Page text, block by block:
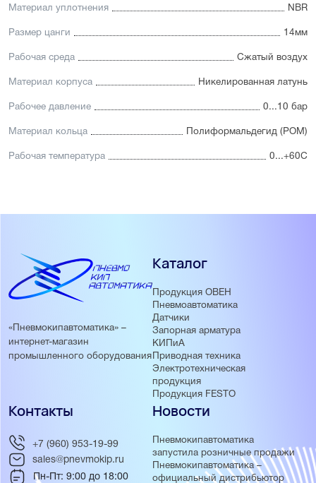
Материал уплотнения NBR
Размер цанги 14мм
Рабочая среда Сжатый воздух
Материал корпуса Никелированная латунь
Рабочее давление 0...10 бар
Материал кольца Полиформальдегид (POM)
Рабочая температура 0...+60С
«Пневмокипавтоматика» –
интернет-магазин
промышленного оборудования
Каталог
Продукция ОВЕН
Пневмоавтоматика
Датчики
Запорная арматура
КИПиА
Приводная техника
Электротехническая
продукция
Продукция FESTO
Новости
Пневмокипавтоматика
запустила розничные продажи
Пневмокипавтоматика –
официальный дистрибьютор
Контакты
+7 (960) 953-19-99
sales@pnevmokip.ru
Пн-Пт: 9:00 до 18:00